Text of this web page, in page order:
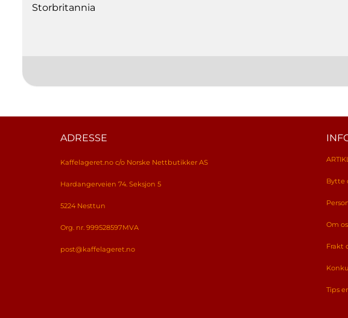
Storbritannia
ADRESSE
Kaffelageret.no c/o Norske Nettbutikker AS
Hardangerveien 74. Seksjon 5
5224 Nesttun
Org. nr. 999528597MVA
post@kaffelageret.no
Bytte
Om
Frakt
Tips